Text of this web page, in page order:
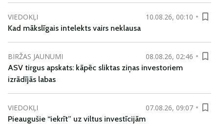
VIEDOKĻI
10.08.26, 00:10
Kad mākslīgais intelekts vairs neklausa
BIRŽAS JAUNUMI
08.08.26, 02:46
ASV tirgus apskats: kāpēc sliktas ziņas investoriem
izrādījās labas
VIEDOKĻI
07.08.26, 09:07
Pieaugušie “iekrīt” uz viltus investīcijām